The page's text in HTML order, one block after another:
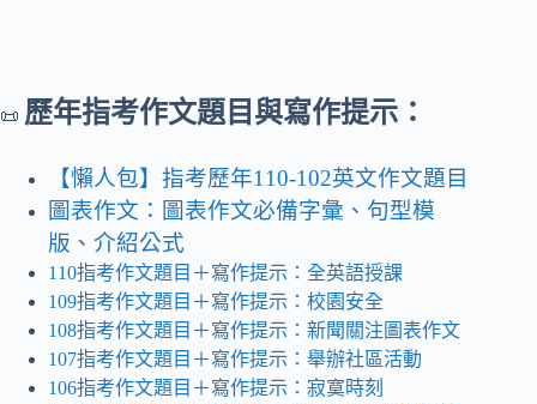
📜 歷年指考作文題目與寫作提示：
【懶人包】指考歷年110-102英文作文題目
圖表作文：圖表作文必備字彙、句型模
版、介紹公式
110指考作文題目＋寫作提示：全英語授課
109指考作文題目＋寫作提示：校園安全
108指考作文題目＋寫作提示：新聞關注圖表作文
107指考作文題目＋寫作提示：舉辦社區活動
106指考作文題目＋寫作提示：寂寞時刻